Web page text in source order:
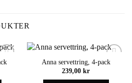
to
Add to
Anna servettring, 4-pack
239,00 kr